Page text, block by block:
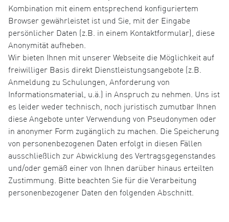
Kombination mit einem entsprechend konfiguriertem
Browser gewährleistet ist und Sie, mit der Eingabe
persönlicher Daten (z.B. in einem Kontaktformular), diese
Anonymität aufheben.
Wir bieten Ihnen mit unserer Webseite die Möglichkeit auf
freiwilliger Basis direkt Dienstleistungsangebote (z.B.
Anmeldung zu Schulungen, Anforderung von
Informationsmaterial, u.ä.) in Anspruch zu nehmen. Uns ist
es leider weder technisch, noch juristisch zumutbar Ihnen
diese Angebote unter Verwendung von Pseudonymen oder
in anonymer Form zugänglich zu machen. Die Speicherung
von personenbezogenen Daten erfolgt in diesen Fällen
ausschließlich zur Abwicklung des Vertragsgegenstandes
und/oder gemäß einer von Ihnen darüber hinaus erteilten
Zustimmung. Bitte beachten Sie für die Verarbeitung
personenbezogener Daten den folgenden Abschnitt.